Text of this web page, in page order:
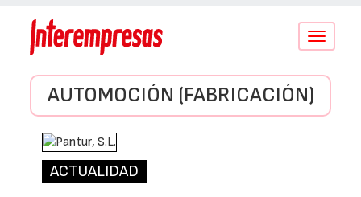
Conmutar
AUTOMOCIÓN (FABRICACIÓN)
ACTUALIDAD